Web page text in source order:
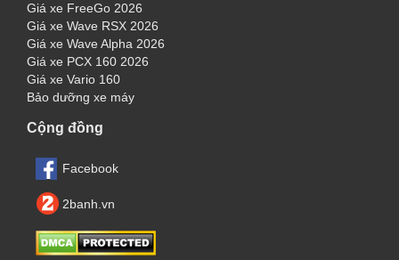
Giá xe FreeGo 2026
Giá xe Wave RSX 2026
Giá xe Wave Alpha 2026
Giá xe PCX 160 2026
Giá xe Vario 160
Bảo dưỡng xe máy
Cộng đồng
Facebook
2banh.vn